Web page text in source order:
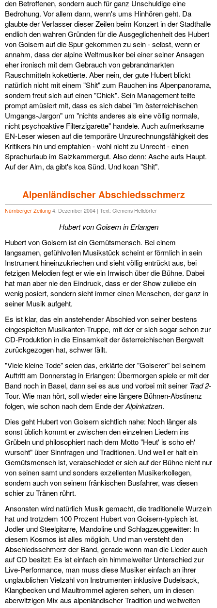
den Betroffenen, sondern auch für ganz Unschuldige eine
Bedrohung. Vor allem dann, wenn's ums Hinhören geht. Da
glaubte der Verfasser dieser Zeilen beim Konzert in der Stadthalle
endlich den wahren Gründen für die Ausgeglichenheit des Hubert
von Goisern auf die Spur gekommen zu sein - selbst, wenn er
annahm, dass der alpine Weltmusiker bei einer seiner Ansagen
eher ironisch mit dem Gebrauch von gebrandmarkten
Rauschmitteln kokettierte. Aber nein, der gute Hubert blickt
natürlich nicht mit einem "Shit" zum Rauchen ins Alpenpanorama,
sondern freut sich auf einen "Chick". Sein Management teilte
prompt amüsiert mit, dass es sich dabei "im österreichischen
Umgangs-Jargon" um "nichts anderes als eine völlig normale,
nicht psychoaktive Filterzigarette" handele. Auch aufmerksame
EN-Leser wiesen auf die temporäre Unzurechnungsfähigkeit des
Kritikers hin und empfahlen - wohl nicht zu Unrecht - einen
Sprachurlaub im Salzkammergut. Also denn: Asche aufs Haupt.
Auf der Alm, da gibt's koa Sünd. Und koan "Shit".
Alpenländischer Abschiedsschmerz
Nürnberger Zeitung 4. Dezember 2004 | Text: Clemens Helldörfer
Hubert von Goisern in Erlangen
Hubert von Goisern ist ein Gemütsmensch. Bei einem
langsamen, gefühlvollen Musikstück scheint er förmlich in sein
Instrument hineinzukriechen und sieht völlig entrückt aus, bei
fetzigen Melodien fegt er wie ein Irrwisch über die Bühne. Dabei
hat man aber nie den Eindruck, dass er der Show zuliebe ein
wenig posiert, sondern sieht immer einen Menschen, der ganz in
seiner Musik aufgeht.
Es ist klar, das ein anstehender Abschied von seiner bestens
eingespielten Musikanten-Truppe, mit der er sich sogar schon zur
CD-Produktion in die Einsamkeit der österreichischen Bergwelt
zurückgezogen hat, schwer fällt.
"Viele kleine Tode" seien das, erklärte der "Goiserer" bei seinem
Auftritt am Donnerstag in Erlangen: Übermorgen spiele er mit der
Band noch in Basel, dann sei es aus und vorbei mit seiner Trad 2-
Tour. Wie man hört, soll wieder eine längere Bühnen-Abstinenz
folgen, wie schon nach dem Ende derAlpinkatzen.
Dies geht Hubert von Goisern sichtlich nahe: Noch länger als
sonst üblich kommt er zwischen den einzelnen Liedern ins
Grübeln und philosophiert nach dem Motto "Heut' is scho eh'
wurscht" über Sinnfragen und Traditionen. Und weil er halt ein
Gemütsmensch ist, verabschiedet er sich auf der Bühne nicht nur
von seinen samt und sonders exzellenten Musikerkollegen,
sondern auch von seinem fränkischen Busfahrer, was diesen
schier zu Tränen rührt.
Ansonsten wird natürlich Musik gemacht, die traditionelle Wurzeln
hat und trotzdem 100 Prozent Hubert von Goisern-typisch ist.
Jodler und Steelgitarre, Mandoline und Schlagzeuggewitter: In
diesem Kosmos ist alles möglich. Und man versteht den
Abschiedsschmerz der Band, gerade wenn man die Lieder auch
auf CD besitzt: Es ist einfach ein himmelweiter Unterschied zur
Live-Performance, man muss diese Musiker einfach an ihrer
unglaublichen Vielzahl von Instrumenten inklusive Dudelsack,
Klangbecken und Maultrommel agieren sehen, um in diesen
aberwitzigen Mix aus alpenländischer Tradition und weltweiten